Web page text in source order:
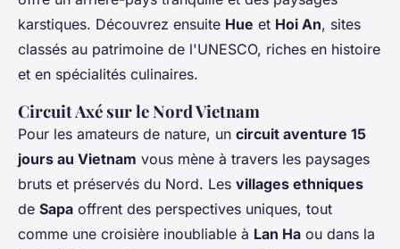
karstiques. Découvrez ensuite Hue et Hoi An, sites
classés au patrimoine de l'UNESCO, riches en histoire
et en spécialités culinaires.
Circuit Axé sur le Nord Vietnam
Pour les amateurs de nature, un circuit aventure 15
jours au Vietnam vous mène à travers les paysages
bruts et préservés du Nord. Les villages ethniques
de Sapa offrent des perspectives uniques, tout
comme une croisière inoubliable à Lan Ha ou dans la